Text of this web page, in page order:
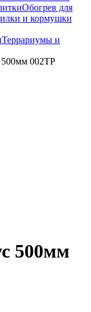
Обогрев для
и кормушки
Террариумы и
500мм 002ТР
500мм